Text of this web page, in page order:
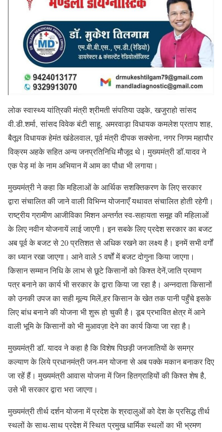
लोक स्वास्थ्य यांत्रिकी मंत्री श्रीमती संपतिया उइके, खजुराहो सांसद
वी.डी.शर्मा, सांसद विवेक बंटी साहू, अमरवाड़ा विधायक कमलेश प्रताप शाह,
बैतूल विधायक हेमंत खंडेलवाल, पूर्व मंत्री दीपक सक्सेना, नगर निगम महापौर
विक्रम अहके सहित अन्य जनप्रतिनिधि मौजूद थे। मुख्यमंत्री डॉ.यादव ने
एक पेड़ मां के नाम अभियान में आम का पौधा भी लगाया।
मुख्यमंत्री ने कहा कि महिलाओं के आर्थिक सशक्तिकरण के लिए सरकार
द्वारा संचालित की जाने वाली विभिन्न योजनाएँ यथावत संचालित होती रहेगी।
राष्ट्रीय ग्रामीण आजीविका मिशन अन्तर्गत स्व-सहायता समूह की महिलाओं
के लिए नवीन योजनायें लाई जाएगी। इन सबके लिए प्रदेश सरकार का बजट
अब पूर्व के बजट से 20 प्रतिशत से अधिक रखने का लक्ष्य है। इनमें सभी वर्गों
का ध्यान रखा जाएगा। आने वाले 5 वर्षों में बजट दोगुना किया जाएगा।
किसान सम्मान निधि के लाभ से छूटे किसानों को किश्त देनें,जाति प्रमाण
पत्र बनाने का कार्य भी सरकार के द्वारा किया जा रहा है। अन्नदाता किसानों
को उनकी उपज का सही मूल्य मिलें,हर किसान के खेत तक पानी पहुँचे इसके
लिए बांध बनाने की योजना भी शुरू हो चुकी है। डूब प्रभावित क्षेत्र में आने
वाली भूमि के किसानों को भी मुआवज़ा देने का कार्य किया जा रहा है।
मुख्यमंत्री डॉ. यादव ने कहा है कि विशेष पिछड़ी जनजातियों के समग्र
कल्याण के लिये प्रधानमंत्री जन-मन योजना से अब पक्के मकान बनाकर दिए
जा रहें हैं। मुख्यमंत्री आवास योजना में जिन हितग्राहियों की किश्त शेष है,
उसे भी सरकार द्वारा भरा जाएगा।
मुख्यमंत्री तीर्थ दर्शन योजना में प्रदेश के श्रदालुओं को देश के प्रसिद्ध तीर्थ
स्थलों के साथ-साथ प्रदेश में स्थित प्रमुख धार्मिक स्थलों का भी भ्रमण